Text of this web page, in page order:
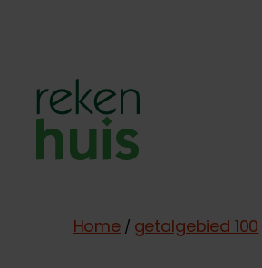
Rekenhuis
Home / getalgebied 100